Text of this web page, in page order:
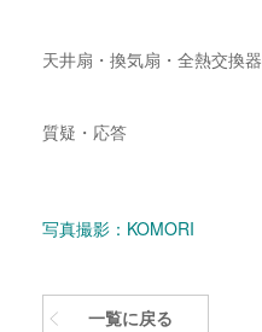
天井扇・換気扇・全熱交換
質疑・応答
写真撮影：KOMORI
一覧に戻る